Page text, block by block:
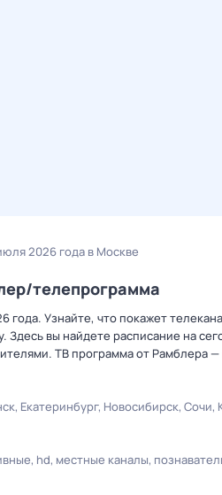
2026 года в Москве
телепрограмма
года. Узнайте, что покажет
вы найдете расписание на
ТВ программа от Рамблера
Екатеринбург Новосибирск Сочи
hd местные каналы